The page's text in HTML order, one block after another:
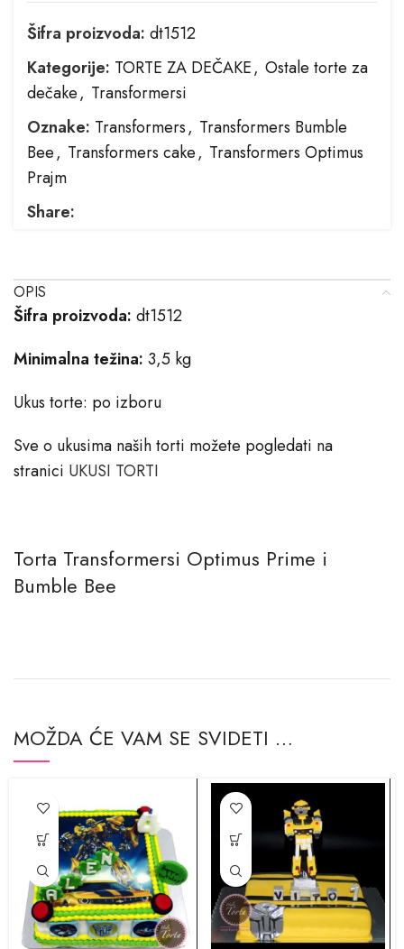
Šifra proizvoda: dt1512
Kategorije: TORTE ZA DEČAKE, Ostale torte za
dečake, Transformersi
Oznake: Transformers, Transformers Bumble
Bee, Transformers cake, Transformers Optimus
Prajm
Share:
OPIS
Šifra proizvoda: dt1512
Minimalna težina: 3,5 kg
Ukus torte: po izboru
Sve o ukusima naših torti možete pogledati na
stranici ​UKUSI TORTI
Torta Transformersi Optimus Prime i
Bumble Bee
MOŽDA ĆE VAM SE SVIDETI …